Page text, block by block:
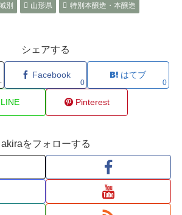
別 山形県
特別本醸造・本醸造
シェアする
-
Facebook
0
はてブ
0
LINE Pinterest
akiraをフォローする